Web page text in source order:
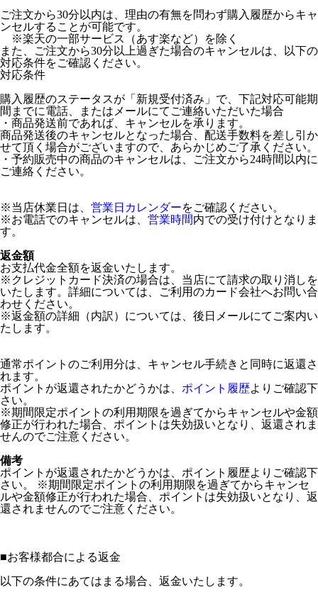
ご注文から30分以内は、理由の有無を問わず購入履歴からキャ
ンセルすることが可能です。
※楽天の一部サービス（あす楽など）を除く
また、ご注文から30分以上過ぎた場合のキャンセルは、以下の
対応条件をご確認ください。
対応条件
購入履歴のステータスが「新規受付済み」で、下記対応可能期
間までに電話、またはメールにてご連絡いただいた場合
・商品発送前であれば、キャンセルを承ります。
商品発送後のキャンセルとなった場合、配送手数料を差し引か
せて頂く場合がございますので、あらかじめご了承ください。
・予約販売中の商品のキャンセルは、ご注文から24時間以内に
ご連絡ください。
※当店休業日は、 営業日カレンダーをご確認ください。
※お電話でのキャンセルは、 営業時間内での受け付けとなりま
す。
返金額
お支払代金全額を返金いたします。
※クレジットカード決済の場合は、当店にて請求の取り消しを
いたします。詳細については、ご利用のカード会社へお問い合
わせください。
※返金額の詳細（内訳）については、後日メールにてご案内い
たします。
通常ポイントのご利用分は、キャンセル手続きと同時に返還さ
れます。
ポイントが返還されたかどうかは、 ポイント履歴よりご確認下
さい。
※期間限定ポイントの利用期限を過ぎてからキャンセルや金額
修正が行われた場合、ポイントは失効扱いとなり、返還されま
せんのでご注意ください。
備考
ポイントが返還されたかどうかは、ポイント履歴よりご確認下
さい。 ※期間限定ポイントの利用期限を過ぎてからキャンセ
ルや金額修正が行われた場合、ポイントは失効扱いとなり、返
還されませんのでご注意ください。
■お客様都合による返金
以下の条件にあてはまる場合、返金いたします。